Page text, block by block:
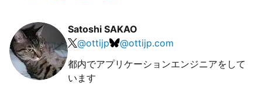
Satoshi SAKAO
@ottijp @ottijp.com
都内でアプリケーションエンジニアをして
います